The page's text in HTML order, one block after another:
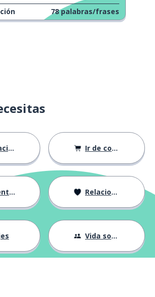
78 palabras/frases
Ir de compras
Relaciones
Vida social